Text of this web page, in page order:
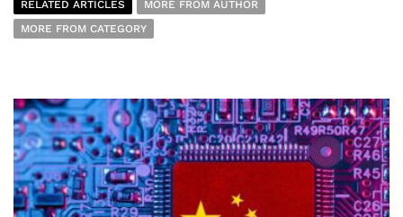
RELATED ARTICLES
MORE FROM AUTHOR
MORE FROM CATEGORY